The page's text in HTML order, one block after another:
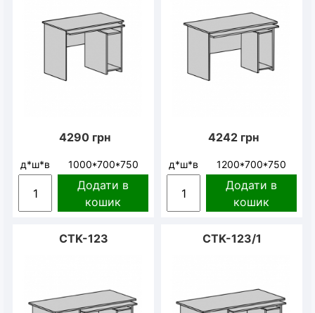
4290 грн
д*ш*в 1000*700*750
Додати в
кошик
4242 грн
д*ш*в 1200*700*750
Додати в
кошик
CTK-123 CTK-123/1